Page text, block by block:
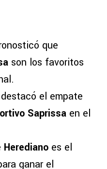
que
son los favoritos
el empate
Saprissa en el
Herediano es el
ganar el